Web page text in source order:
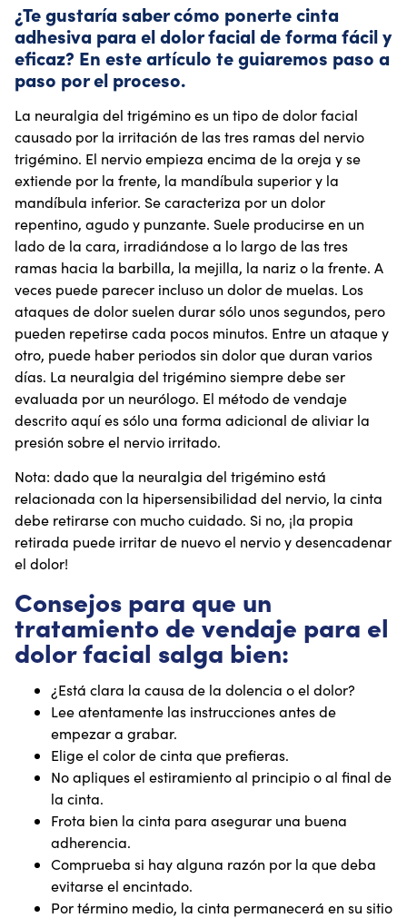
¿Te gustaría saber cómo ponerte cinta
adhesiva para el dolor facial de forma fácil y
eficaz? En este artículo te guiaremos paso a
paso por el proceso.
La neuralgia del trigémino es un tipo de dolor facial
causado por la irritación de las tres ramas del nervio
trigémino. El nervio empieza encima de la oreja y se
extiende por la frente, la mandíbula superior y la
mandíbula inferior. Se caracteriza por un dolor
repentino, agudo y punzante. Suele producirse en un
lado de la cara, irradiándose a lo largo de las tres
ramas hacia la barbilla, la mejilla, la nariz o la frente. A
veces puede parecer incluso un dolor de muelas. Los
ataques de dolor suelen durar sólo unos segundos, pero
pueden repetirse cada pocos minutos. Entre un ataque y
otro, puede haber periodos sin dolor que duran varios
días. La neuralgia del trigémino siempre debe ser
evaluada por un neurólogo. El método de vendaje
descrito aquí es sólo una forma adicional de aliviar la
presión sobre el nervio irritado.
Nota: dado que la neuralgia del trigémino está
relacionada con la hipersensibilidad del nervio, la cinta
debe retirarse con mucho cuidado. Si no, ¡la propia
retirada puede irritar de nuevo el nervio y desencadenar
el dolor!
Consejos para que un
tratamiento de vendaje para el
dolor facial salga bien:
¿Está clara la causa de la dolencia o el dolor?
Lee atentamente las instrucciones antes de
empezar a grabar.
Elige el color de cinta que prefieras.
No apliques el estiramiento al principio o al final de
la cinta.
Frota bien la cinta para asegurar una buena
adherencia.
Comprueba si hay alguna razón por la que deba
evitarse el encintado.
Por término medio, la cinta permanecerá en su sitio